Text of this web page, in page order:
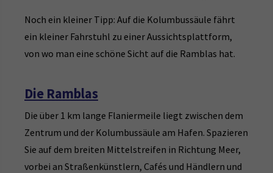
Noch ein kleiner Tipp: Auf die Kolumbussäule fährt
ein kleiner Fahrstuhl zu einer Aussichtsplattform,
von wo man eine schöne Sicht auf die Ramblas hat.
Die Ramblas
Die über 1 km lange Flaniermeile liegt zwischen dem
Zentrum und der Kolumbussäule am Hafen. Spazieren
Sie auf dem breiten Mittelstreifen in Richtung Meer,
vorbei an Straßenkünstlern, Cafés und Händlern und